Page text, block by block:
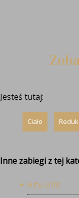
Jesteś tutaj:
Ciało
Inne zabiegi z tej
Hifu Ulfit